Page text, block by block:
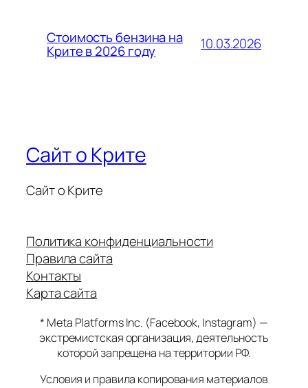
Стоимость бензина на
Крите в 2026 году 10.03.2026
Сайт о Крите
Сайт о Крите
Политика конфиденциальности
Правила сайта
Контакты
Карта сайта
* Meta Platforms Inc. (Facebook, Instagram) —
экстремистская организация, деятельность
которой запрещена на территории РФ.
Условия и правила копирования материалов